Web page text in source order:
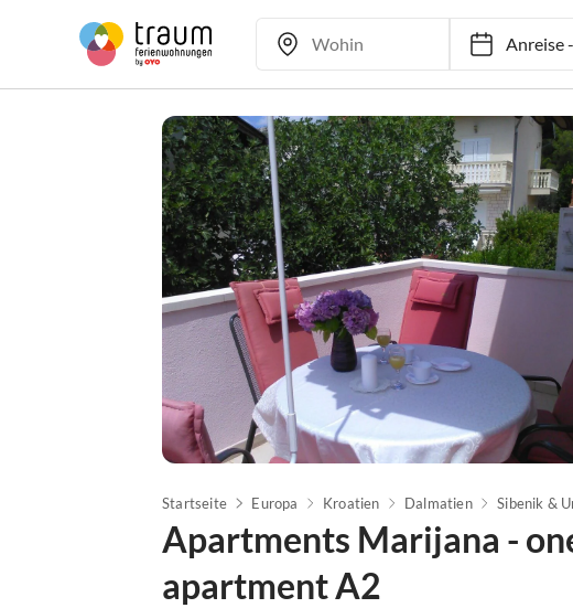
Anreise-
Startseite Europa Kroatien Dalmatien Sibenik &
Apartments Marijana -
apartment A2